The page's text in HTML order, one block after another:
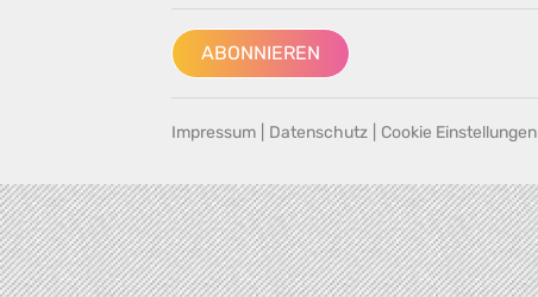
ABONNIEREN
Impressum Datenschutz Cookie Einstellungen